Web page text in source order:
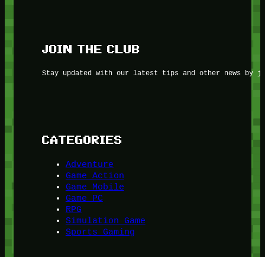
JOIN THE CLUB
Stay updated with our latest tips and other news by
CATEGORIES
Adventure
Game Action
Game Mobile
Game PC
RPG
Simulation Game
Sports Gaming